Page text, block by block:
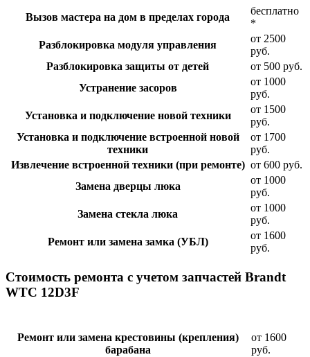
Вызов мастера на дом в пределах города
бесплатно
*
Разблокировка модуля управления
от 2500
руб.
Разблокировка защиты от детей
от 500 руб.
Устранение засоров
от 1000
руб.
Установка и подключение новой техники
от 1500
руб.
Установка и подключение встроенной новой
техники
от 1700
руб.
Извлечение встроенной техники (при ремонте) от 600 руб.
Замена дверцы люка
от 1000
руб.
Замена стекла люка
от 1000
руб.
Ремонт или замена замка (УБЛ)
от 1600
руб.
Стоимость ремонта с учетом запчастей Brandt
WTC 12D3F
Ремонт или замена крестовины (крепления)
барабана
от 1600
руб.